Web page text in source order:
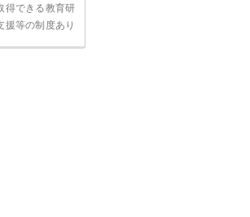
得できる教育研
援等の制度あり